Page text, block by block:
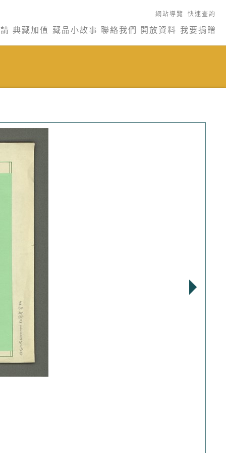
網站導覽 快速查詢
典藏加值 藏品小故事 聯絡我們 開放資料 我要捐贈